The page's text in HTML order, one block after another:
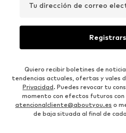
Tu dirección de correo
Quiero recibir boletines de
tendencias actuales, ofertas y vales
Privacidad. Puedes revocar tu
momento con efectos futuros con
atencionalcliente@aboutyou.es o
de baja situada al final de